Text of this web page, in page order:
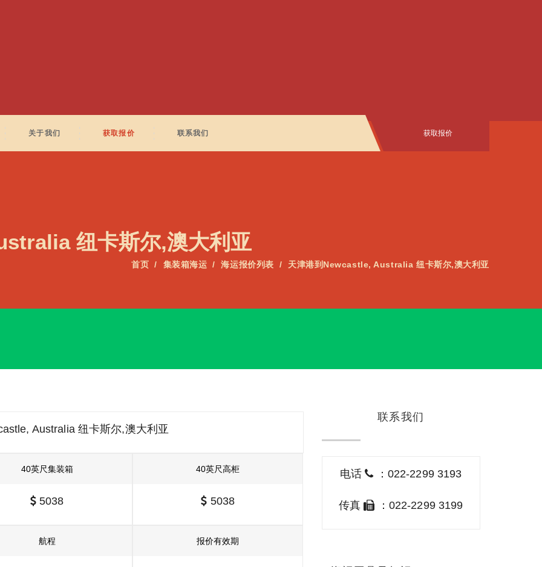
关于我们 获取报价 联系我们 获取报价
纽卡斯尔,澳大利亚
首页 集装箱海运 海运报价列表 天津港到Newcastle, Australia 纽卡斯尔,澳大利亚
Australia 纽卡斯尔,澳大利亚
40英尺集装箱
5038
40英尺高柜
5038
航程 报价有效期
联系我们
电话 ：022-2299 3193
传真 ：022-2299 3199